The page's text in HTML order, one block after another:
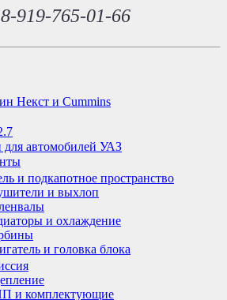
8-919-765-01-66
Некст и Cummins
для автомобилей УАЗ
и подкапотное пространство
и выхлоп
и охлаждение
и головка блока
и комплектующие